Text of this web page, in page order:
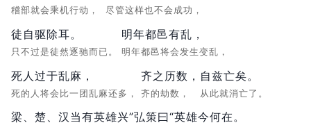
稽部就会乘机行动， 尽管这样也不会成功，
徒自驱除耳。
只不过是徒然逐驰而已。
明年都邑有乱，
明年都邑将会发生变乱，
死人过于乱麻，
死的人将会比一团乱麻还多，
齐之历数，
齐的劫数，
自兹亡矣。
从此就消亡了。
梁、楚、汉当有英雄兴”弘策曰“英雄今何在。